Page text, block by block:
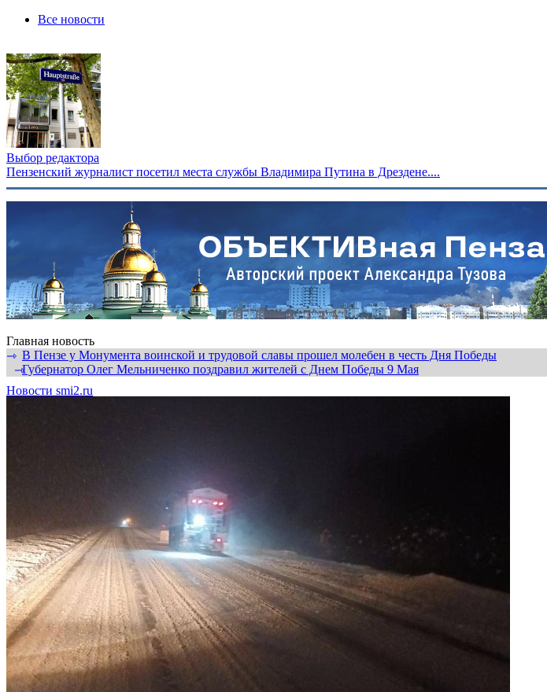
Все новости
Выбор редактора
Пензенский журналист посетил места службы Владимира Путина в Дрездене....
Главная новость
⇾ В Пензе у Монумента воинской и трудовой славы прошел молебен в честь Дня Победы
⇾Губернатор Олег Мельниченко поздравил жителей с Днем Победы 9 Мая
Новости smi2.ru